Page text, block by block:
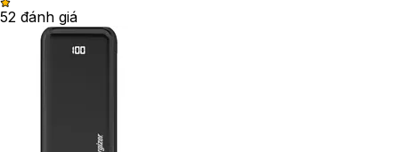
52 đánh giá